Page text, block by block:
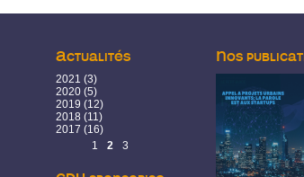
Actualités
2021 (3)
2020 (5)
2019 (12)
2018 (11)
2017 (16)
Pages1 2 3
Nos